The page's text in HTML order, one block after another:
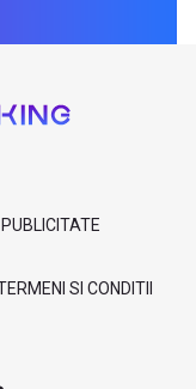
PUBLICITATE
SI CONDITII